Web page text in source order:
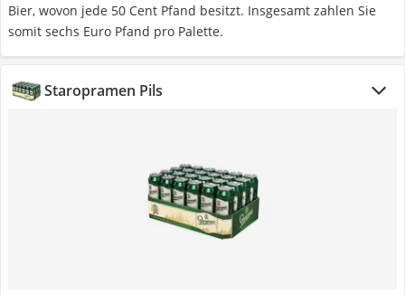
Bier, wovon jede 50 Cent Pfand besitzt. Insgesamt zahlen Sie
somit sechs Euro Pfand pro Palette.
Staropramen Pils